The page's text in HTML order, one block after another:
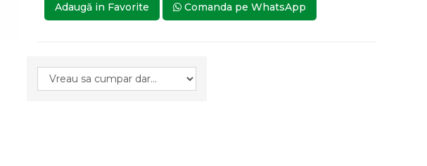
Adaugă in Favorite Comanda pe WhatsApp